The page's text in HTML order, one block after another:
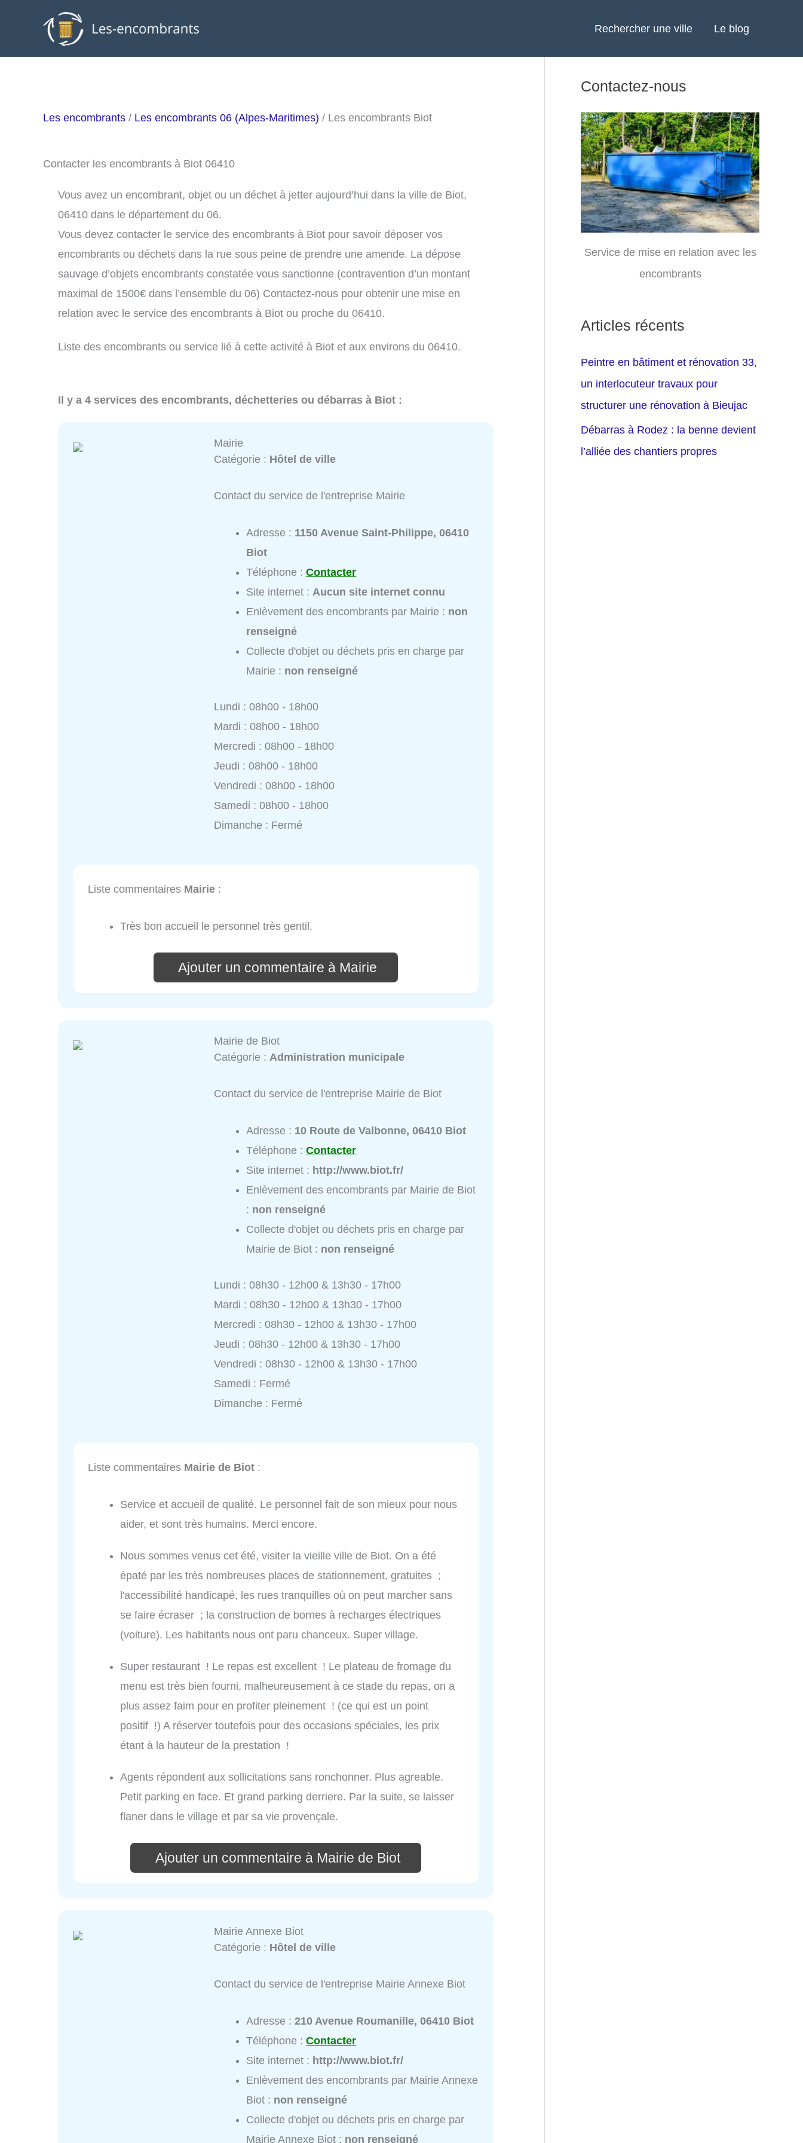
Rechercher une ville Le blog
Les encombrants / Les encombrants 06 (Alpes-Maritimes) / Les encombrants Biot
Contacter les encombrants à Biot 06410
Vous avez un encombrant, objet ou un déchet à jetter aujourd’hui dans la ville de Biot,
06410 dans le département du 06.
Vous devez contacter le service des encombrants à Biot pour savoir déposer vos
encombrants ou déchets dans la rue sous peine de prendre une amende. La dépose
sauvage d’objets encombrants constatée vous sanctionne (contravention d’un montant
maximal de 1500€ dans l’ensemble du 06) Contactez-nous pour obtenir une mise en
relation avec le service des encombrants à Biot ou proche du 06410.
Liste des encombrants ou service lié à cette activité à Biot et aux environs du 06410.
Il y a 4 services des encombrants, déchetteries ou débarras à Biot :
Mairie
Catégorie : Hôtel de ville
Contact du service de l'entreprise Mairie
Adresse : 1150 Avenue Saint-Philippe, 06410
Biot
Téléphone :Contacter
Site internet :Aucun site internet connu
Enlèvement des encombrants par Mairie : non
renseigné
Collecte d'objet ou déchets pris en charge par
Mairie : non renseigné
Lundi : 08h00 - 18h00
Mardi : 08h00 - 18h00
Mercredi : 08h00 - 18h00
Jeudi : 08h00 - 18h00
Vendredi : 08h00 - 18h00
Samedi : 08h00 - 18h00
Dimanche : Fermé
Liste commentaires Mairie :
Très bon accueil le personnel très gentil.
Ajouter un commentaire à Mairie
Mairie de Biot
Catégorie : Administration municipale
Contact du service de l'entreprise Mairie de Biot
Adresse : 10 Route de Valbonne, 06410 Biot
Téléphone :Contacter
Site internet : http://www.biot.fr/
Enlèvement des encombrants par Mairie de Biot
: non renseigné
Collecte d'objet ou déchets pris en charge par
Mairie de Biot : non renseigné
Lundi : 08h30 - 12h00 & 13h30 - 17h00
Mardi : 08h30 - 12h00 & 13h30 - 17h00
Mercredi : 08h30 - 12h00 & 13h30 - 17h00
Jeudi : 08h30 - 12h00 & 13h30 - 17h00
Vendredi : 08h30 - 12h00 & 13h30 - 17h00
Samedi : Fermé
Dimanche : Fermé
Liste commentaires Mairie de Biot :
Service et accueil de qualité. Le personnel fait de son mieux pour nous
aider, et sont très humains. Merci encore.
Nous sommes venus cet été, visiter la vieille ville de Biot. On a été
épaté par les très nombreuses places de stationnement, gratuites ;
l'accessibilité handicapé, les rues tranquilles où on peut marcher sans
se faire écraser ; la construction de bornes à recharges électriques
(voiture). Les habitants nous ont paru chanceux. Super village.
Super restaurant ! Le repas est excellent ! Le plateau de fromage du
menu est très bien fourni, malheureusement à ce stade du repas, on a
plus assez faim pour en profiter pleinement ! (ce qui est un point
positif !) A réserver toutefois pour des occasions spéciales, les prix
étant à la hauteur de la prestation !
Agents répondent aux sollicitations sans ronchonner. Plus agreable.
Petit parking en face. Et grand parking derriere. Par la suite, se laisser
flaner dans le village et par sa vie provençale.
Ajouter un commentaire à Mairie de Biot
Mairie Annexe Biot
Catégorie : Hôtel de ville
Contact du service de l'entreprise Mairie Annexe Biot
Adresse :210 Avenue Roumanille, 06410 Biot
Téléphone :Contacter
Site internet : http://www.biot.fr/
Enlèvement des encombrants par Mairie Annexe
Biot : non renseigné
Collecte d'objet ou déchets pris en charge par
Mairie Annexe Biot : non renseigné
Contactez-nous
Service de mise en relation avec les
encombrants
Articles récents
Peintre en bâtiment et rénovation 33,
un interlocuteur travaux pour
structurer une rénovation à Bieujac
Débarras à Rodez : la benne devient
l’alliée des chantiers propres